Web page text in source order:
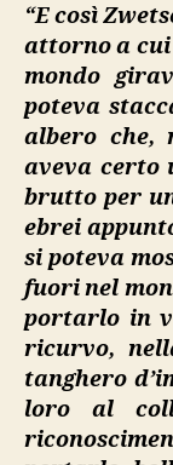
“E così
attorno a
mondo
poteva
albero che,
aveva certo
brutto per
ebrei
si poteva
fuori nel
portarlo in
ricurvo,
tanghero
loro al